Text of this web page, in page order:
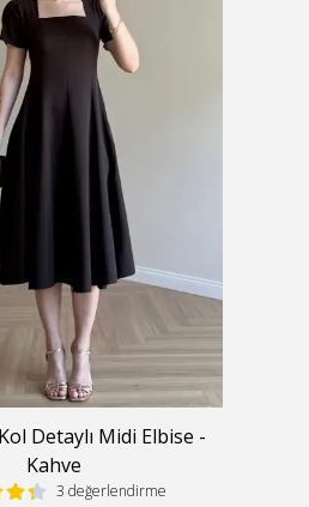
Detaylı Midi Elbise -
Kahve
3 değerlendirme